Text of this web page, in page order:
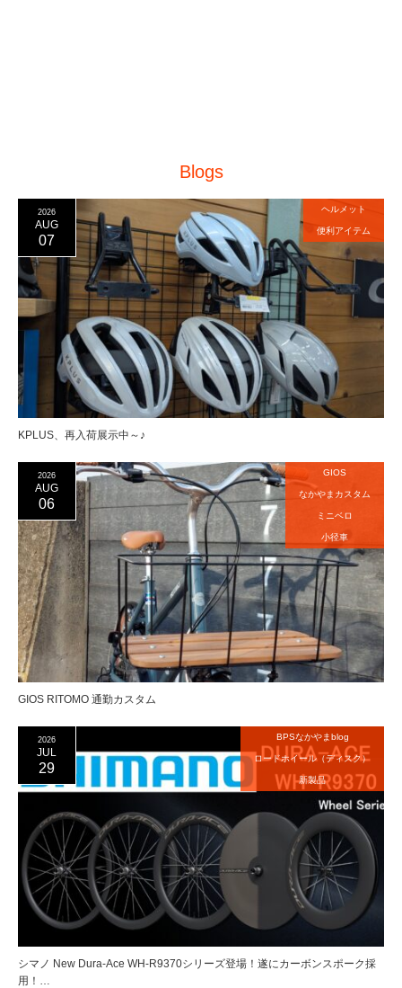
Blogs
2026
AUG
07
ヘルメット
便利アイテム
KPLUS、再入荷展示中～♪
2026
AUG
06
GIOS
なかやまカスタム
ミニベロ
小径車
GIOS RITOMO 通勤カスタム
2026
JUL
29
BPSなかやまblog
ロードホイール（ディスク）
新製品
シマノ New Dura-Ace WH-R9370シリーズ登場！遂にカーボンスポーク採
用！…